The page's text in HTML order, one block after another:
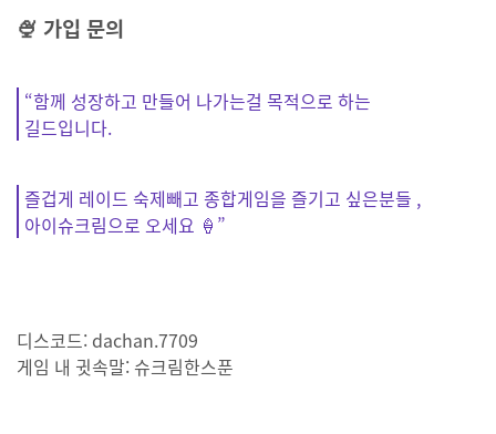
🍨 가입 문의
“함께 성장하고 만들어 나가는걸 목적으로 하는
길드입니다.
즐겁게 레이드 숙제빼고 종합게임을 즐기고 싶은분들 ,
아이슈크림으로 오세요 🍦”
디스코드: dachan.7709
게임 내 귓속말:슈크림한스푼